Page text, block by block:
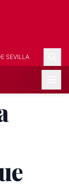
SEVILLA